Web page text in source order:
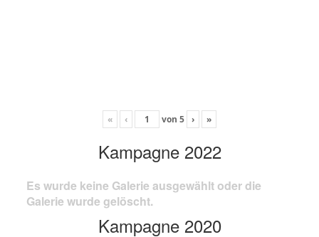
« ‹ von 5 › »
Kampagne 2022
Es wurde keine Galerie ausgewählt oder die
Galerie wurde gelöscht.
Kampagne 2020